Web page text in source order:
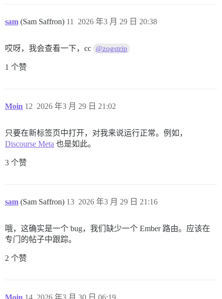
sam (Sam Saffron) 2026 年3 月 29 日 20:38
11
哎呀，我会查看一下，cc @zogstrip
1 个赞
Moin 2026 年3 月 29 日 21:02
12
只要在新标签页中打开，对我来说运行正常。例如，
Discourse Meta 也是如此。
3 个赞
sam (Sam Saffron) 2026 年3 月 29 日 21:16
13
哦，这确实是一个 bug，我们缺少一个 Ember 路由。应该在
专门的帖子中跟踪。
2 个赞
Moin 2026 年3 月 30 日 06:19
14